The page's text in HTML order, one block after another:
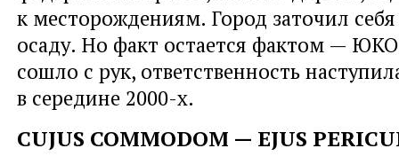
к месторождениям. Город заточил
осаду. Но факт остается фактом —
сошло с рук, ответственность
в середине 2000-х.
CUJUS COMMODOM — EJUS